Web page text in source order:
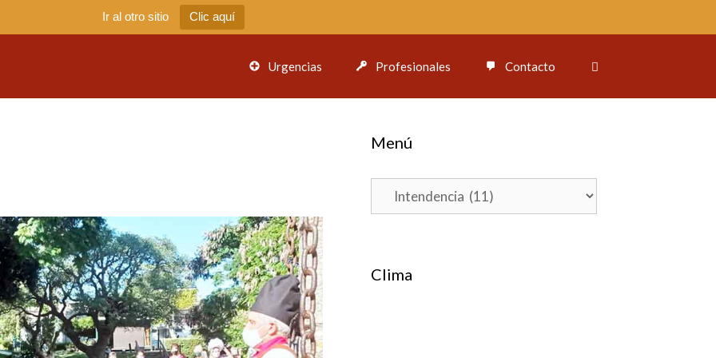
Ir al otro sitio Clic aquí
Urgencias Profesionales Contacto
Menú
Menú
Clima